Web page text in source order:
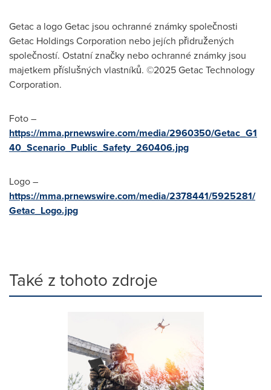
Getac a logo Getac jsou ochranné známky společnosti
Getac Holdings Corporation nebo jejích přidružených
společností. Ostatní značky nebo ochranné známky jsou
majetkem příslušných vlastníků. ©2025 Getac Technology
Corporation.
Foto –
https://mma.prnewswire.com/media/2960350/Getac_G1
40_Scenario_Public_Safety_260406.jpg
Logo –
https://mma.prnewswire.com/media/2378441/5925281/
Getac_Logo.jpg
Také z tohoto zdroje